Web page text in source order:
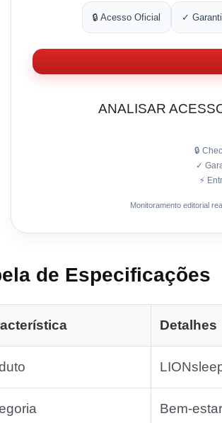
🔒 Acesso Oficial ✓
ANALISAR
🔒
✓
⚡
Monitoramento editorial
de Especificações
Detalhes
Bem-